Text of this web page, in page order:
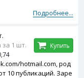
Подробнее...
hotmail.com, род
10 публикаций. Заре
за 1 шт.
Купить